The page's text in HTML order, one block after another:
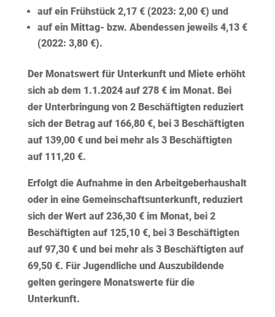
auf ein Frühstück 2,17 €(2023: 2,00 €) und
auf ein Mittag- bzw. Abendessen jeweils 4,13 €
(2022: 3,80 €).
Der Monatswert für Unterkunft und Mieteerhöht
sich ab dem 1.1.2024 auf 278 € im Monat. Bei
der Unterbringung von 2 Beschäftigten reduziert
sich der Betrag auf 166,80 €, bei 3 Beschäftigten
auf 139,00 € und bei mehr als 3 Beschäftigten
auf 111,20 €.
Erfolgt die Aufnahme in den Arbeitgeberhaushalt
oder in eine Gemeinschaftsunterkunft, reduziert
sich der Wert auf 236,30 € im Monat, bei 2
Beschäftigten auf 125,10 €, bei 3 Beschäftigten
auf 97,30 € und bei mehr als 3 Beschäftigten auf
69,50 €. Für Jugendliche und Auszubildende
gelten geringere Monatswerte für die
Unterkunft.